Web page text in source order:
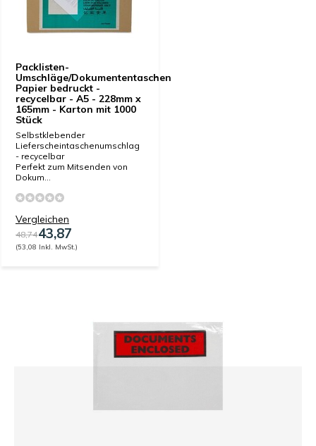
Packlisten-
Umschläge/Dokumententaschen
Papier bedruckt -
recycelbar - A5 - 228mm x
165mm - Karton mit 1000
Stück
Selbstklebender
Lieferscheintaschenumschlag
- recycelbar
Perfekt zum Mitsenden von
Dokum...
Vergleichen
48,7443,87
(53,08 Inkl. MwSt.)